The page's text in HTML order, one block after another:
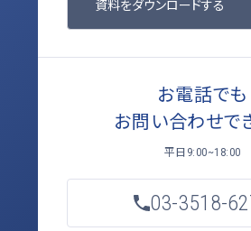
資料をダウンロードする
お電話でも
お問い合わせで
平日 9:00~18:00
03-3518-